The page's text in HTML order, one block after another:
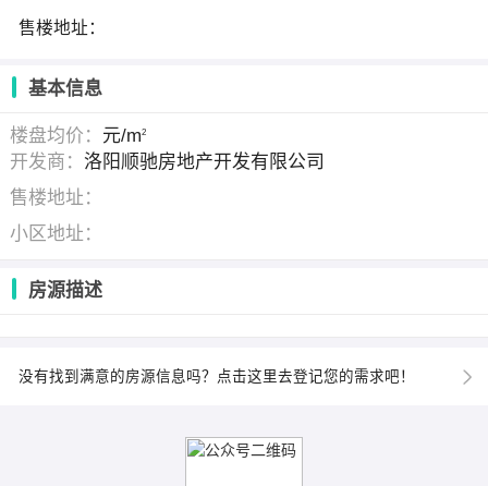
售楼地址：
基本信息
楼盘均价： 元/m2
开发商： 洛阳顺驰房地产开发有限公司
售楼地址：
小区地址：
房源描述
没有找到满意的房源信息吗？点击这里去登记您的需求吧！